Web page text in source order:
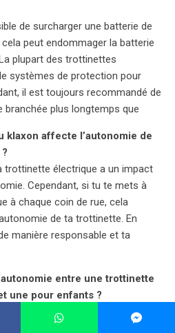
de surcharger une batterie de
peut endommager la batterie
plupart des trottinettes
systèmes de protection pour
il est toujours recommandé de
plus longtemps que
klaxon affecte l’autonomie de
trottinette électrique a un impact
Cependant, si tu te mets à
à chaque coin de rue, cela
de ta trottinette. En
manière responsable et ta
entre une trottinette
une pour enfants ?
électriques pour adultes ont